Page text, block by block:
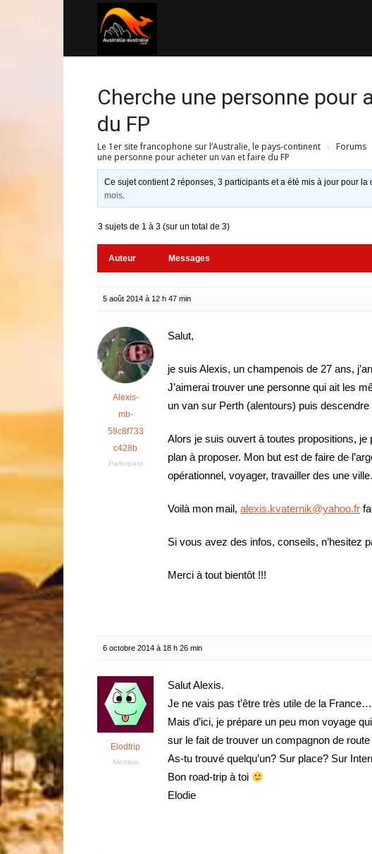
Cherche une personne pour
du FP
Le 1er site francophone sur l’Australie, le pays-continent › Forums
une personne pour acheter un van et faire du FP
Ce sujet contient 2 réponses, 3 participants et a été mis à jour pour la
mois.
3 sujets de 1 à 3 (sur un total de 3)
Auteur Messages
5 août 2014 à 12 h 47 min
Alexis-
mb-
58c8f733
c428b
Participant
Salut,
je suis Alexis, un champenois de 27 ans,
J’aimerai trouver une personne qui ait les
un van sur Perth (alentours) puis
Alors je suis ouvert à toutes propositions,
plan à proposer. Mon but est de faire de
opérationnel, voyager, travailler des une
Voilà mon mail, alexis.kvaternik@yahoo.fr
Si vous avez des infos, conseils, n’hesitez
Merci à tout bientôt !!!
6 octobre 2014 à 18 h 26 min
Elodtrip
Membre
Salut Alexis.
Je ne vais pas t’être très utile de la France…
Mais d’ici, je prépare un peu mon voyage
sur le fait de trouver un compagnon de
As-tu trouvé quelqu’un? Sur place? Sur
Bon road-trip à toi
Elodie